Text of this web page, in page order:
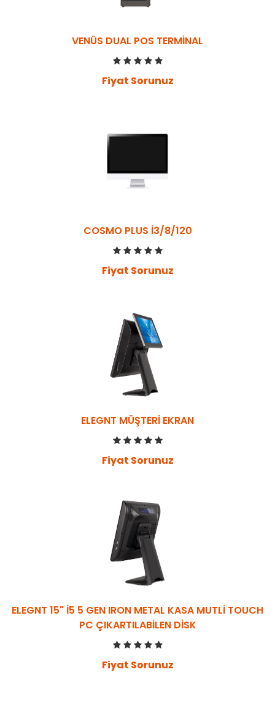
VENÜS DUAL POS TERMİNAL
Fiyat Sorunuz
COSMO PLUS İ3/8/120
Fiyat Sorunuz
ELEGNT MÜŞTERİ EKRAN
Fiyat Sorunuz
ELEGNT 15" İ5 5 GEN IRON METAL KASA MUTLİ TOUCH
PC ÇIKARTILABILEN DISK
Fiyat Sorunuz